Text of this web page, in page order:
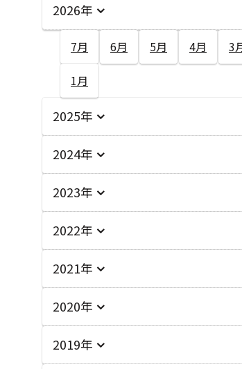
2026年
7月 6月 5月 4月 3
1月
2025年
2024年
2023年
2022年
2021年
2020年
2019年